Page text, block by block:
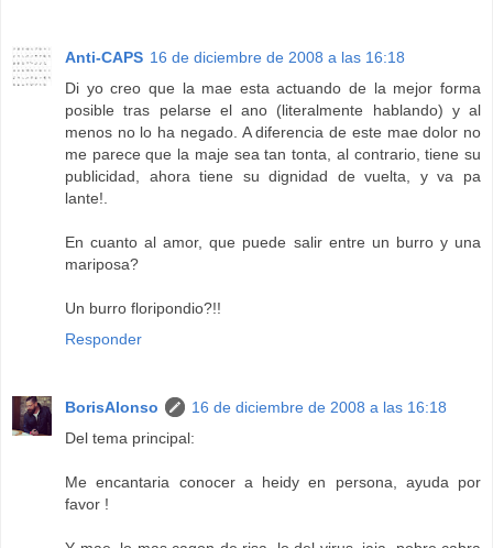
Anti-CAPS 16 de diciembre de 2008 a las 16:18
Di yo creo que la mae esta actuando de la mejor forma
posible tras pelarse el ano (literalmente hablando) y al
menos no lo ha negado. A diferencia de este mae dolor no
me parece que la maje sea tan tonta, al contrario, tiene su
publicidad, ahora tiene su dignidad de vuelta, y va pa
lante!.
En cuanto al amor, que puede salir entre un burro y una
mariposa?
Un burro floripondio?!!
Responder
BorisAlonso
16 de diciembre de 2008 a las 16:18
Del tema principal:
Me encantaria conocer a heidy en persona, ayuda por
favor !